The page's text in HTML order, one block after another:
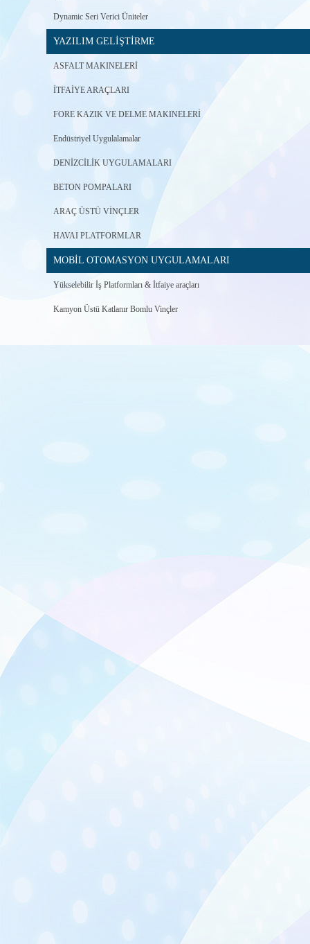
Dynamic Seri Verici Üniteler
YAZILIM GELİŞTİRME
ASFALT MAKINELERİ
İTFAİYE ARAÇLARI
FORE KAZIK VE DELME MAKINELERİ
Endüstriyel Uygulalamalar
DENİZCİLİK UYGULAMALARI
BETON POMPALARI
ARAÇ ÜSTÜ VİNÇLER
HAVAI PLATFORMLAR
MOBİL OTOMASYON UYGULAMALARI
Yükselebilir İş Platformları & İtfaiye araçları
Kamyon Üstü Katlanır Bomlu Vinçler